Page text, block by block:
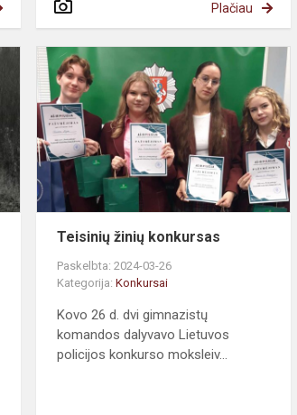
Plačiau
Teisinių žinių konkursas
Paskelbta: 2024-03-26
Kategorija:Konkursai
Kovo 26 d. dvi gimnazistų
komandos dalyvavo Lietuvos
policijos konkurso moksleiv...